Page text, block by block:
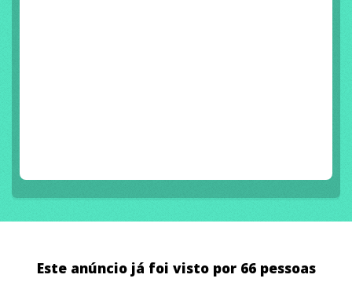
Este anúncio já foi visto por 66 pessoas